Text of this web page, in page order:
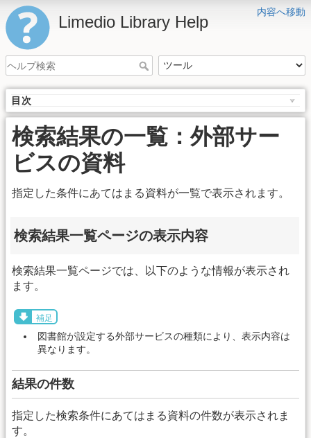
内容へ移動
Limedio Library Help
目次
検索結果の一覧：外部サー
ビスの資料
指定した条件にあてはまる資料が一覧で表示されます。
検索結果一覧ページの表示内容
検索結果一覧ページでは、以下のような情報が表示され
ます。
補足
図書館が設定する外部サービスの種類により、表示内容は
異なります。
結果の件数
指定した検索条件にあてはまる資料の件数が表示されま
す。